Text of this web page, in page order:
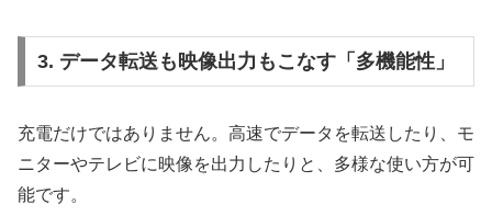
3. データ転送も映像出力もこなす「多機能性」
充電だけではありません。高速でデータを転送したり、モ
ニターやテレビに映像を出力したりと、多様な使い方が可
能です。